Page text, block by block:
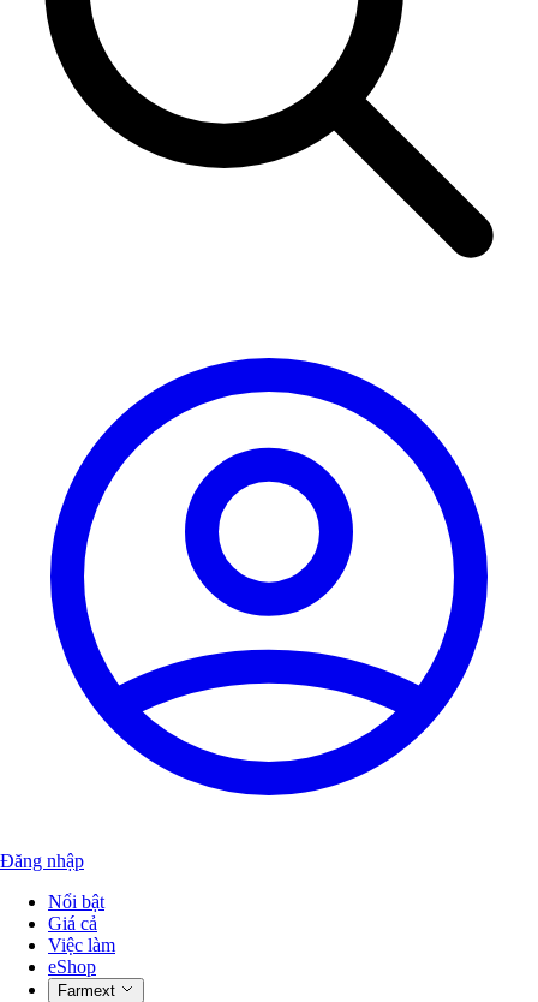
Đăng nhập
Nổi bật
Giá cả
Việc làm
eShop
Farmext